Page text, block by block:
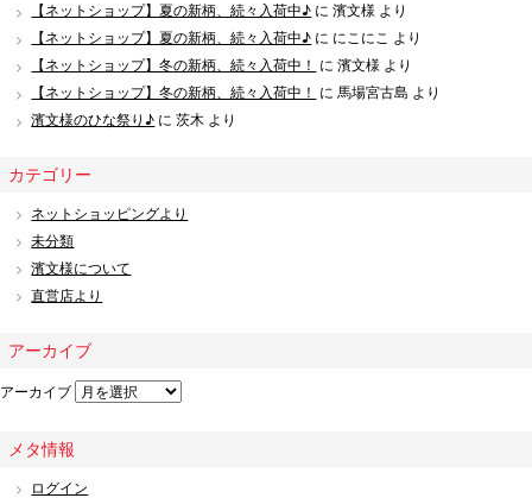
【ネットショップ】夏の新柄、続々入荷中♪ に濱文様 より
【ネットショップ】夏の新柄、続々入荷中♪ に にこにこ より
【ネットショップ】冬の新柄、続々入荷中！ に濱文様 より
【ネットショップ】冬の新柄、続々入荷中！ に馬場宮古島 より
濱文様のひな祭り♪ に茨木 より
カテゴリー
ネットショッピングより
未分類
濱文様について
直営店より
アーカイブ
アーカイブ
メタ情報
ログイン